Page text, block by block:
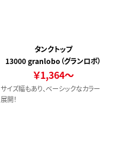
タンクトップ
13000 granlobo（グランロボ）
￥1,364～
サイズ幅もあり、ベーシックなカラー
展開！